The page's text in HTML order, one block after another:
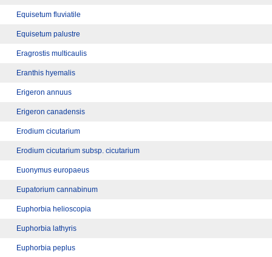
Equisetum fluviatile
Equisetum palustre
Eragrostis multicaulis
Eranthis hyemalis
Erigeron annuus
Erigeron canadensis
Erodium cicutarium
Erodium cicutarium subsp. cicutarium
Euonymus europaeus
Eupatorium cannabinum
Euphorbia helioscopia
Euphorbia lathyris
Euphorbia peplus